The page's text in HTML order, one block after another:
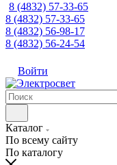
8 (4832) 57-33-65
8 (4832) 57-33-65
8 (4832) 56-98-17
8 (4832) 56-24-54
Войти
Каталог
По всему сайту
По каталогу